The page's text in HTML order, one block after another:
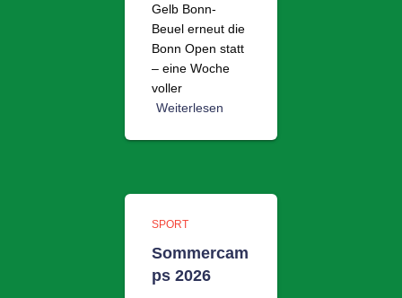
Gelb Bonn-
Beuel erneut die
Bonn Open statt
– eine Woche
voller
Weiterlesen
SPORT
Sommercam
ps 2026